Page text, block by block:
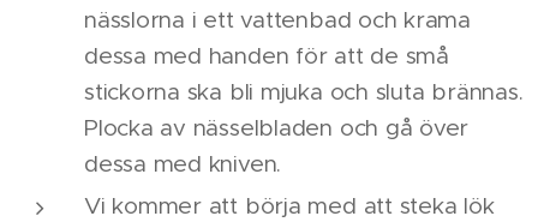
nässlorna i ett vattenbad och krama
dessa med handen för att de små
stickorna ska bli mjuka och sluta brännas.
Plocka av nässelbladen och gå över
dessa med kniven.
Vi kommer att börja med att steka lök